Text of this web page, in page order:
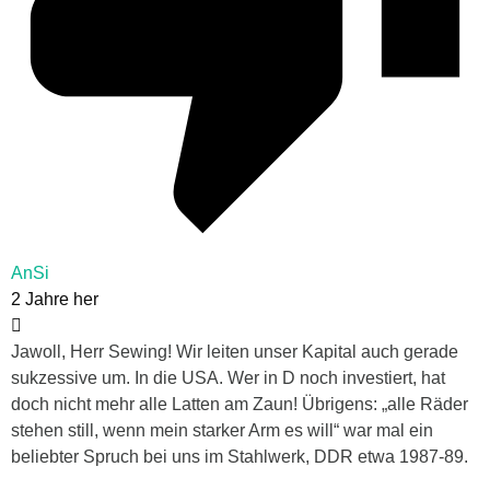
AnSi
2 Jahre her
Jawoll, Herr Sewing! Wir leiten unser Kapital auch gerade
sukzessive um. In die USA. Wer in D noch investiert, hat
doch nicht mehr alle Latten am Zaun! Übrigens: „alle Räder
stehen still, wenn mein starker Arm es will“ war mal ein
beliebter Spruch bei uns im Stahlwerk, DDR etwa 1987-89.